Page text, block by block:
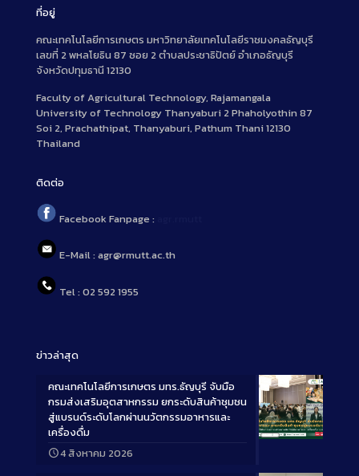
ที่อยู่
คณะเทคโนโลยีการเกษตร มหาวิทยาลัยเทคโนโลยีราชมงคลธัญบุรี
เลขที่ 2 พหลโยธิน 87 ซอย 2 ตำบลประชาธิปัตย์ อำเภอธัญบุรี
จังหวัดปทุมธานี 12130
Faculty of Agricultural Technology, Rajamangala
University of Technology Thanyaburi 2 Phaholyothin 87
Soi 2, Prachathipat, Thanyaburi, Pathum Thani 12130
Thailand
ติดต่อ
Facebook Fanpage :
E-Mail : agr@rmutt.ac.th
Tel : 02 592 1955
ข่าวล่าสุด
Long
คณะเทคโนโลยีการเกษตร มทร.ธัญบุรี จับมือ
กรมส่งเสริมอุตสาหกรรม ยกระดับสินค้าชุมชน
สู่แบรนด์ระดับโลกผ่านนวัตกรรมอาหารและ
เครื่องดื่ม
4 สิงหาคม 2026